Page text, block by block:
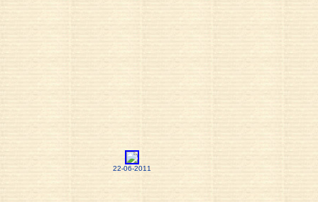
22-06-2011